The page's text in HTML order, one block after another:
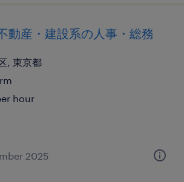
動産・建設系の人事・総務
, 東京都
hour
2025